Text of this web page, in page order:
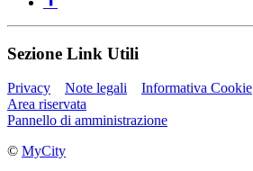
Sezione Link Utili
Privacy Note legali
Informativa Cookie
Area riservata
Pannello di amministrazione
© MyCity